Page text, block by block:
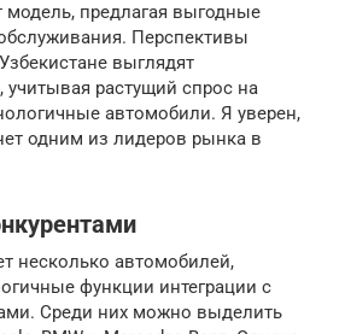
модель, предлагая выгодные
Перспективы
выглядят
растущий спрос на
автомобили. Я уверен,
одним из лидеров рынка в
несколько автомобилей,
функции интеграции с
Среди них можно выделить